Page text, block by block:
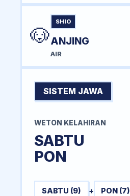
🐶
SHIO
ANJING
AIR
SISTEM JAWA
WETON KELAHIRAN
SABTU
PON
SABTU (9) + PON (7)